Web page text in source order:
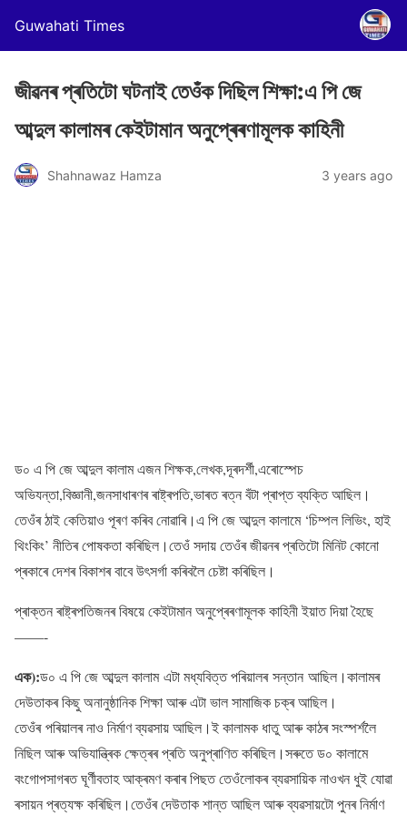
Guwahati Times
জীৱনৰ প্ৰতিটো ঘটনাই তেওঁক দিছিল শিক্ষা:এ পি জে
আব্দুল কালামৰ কেইটামান অনুপ্ৰেৰণামূলক কাহিনী
Shahnawaz Hamza 3 years ago
ড০ এ পি জে আব্দুল কালাম এজন শিক্ষক,লেখক,দূৰদৰ্শী,এৰোস্পেচ
অভিযন্তা,বিজ্ঞানী,জনসাধাৰণৰ ৰাষ্ট্ৰপতি,ভাৰত ৰত্ন বঁটা প্ৰাপ্ত ব্যক্তি আছিল।
তেওঁৰ ঠাই কেতিয়াও পূৰণ কৰিব নোৱাৰি।এ পি জে আব্দুল কালামে ‘চিম্পল লিভিং, হাই
থিংকিং’ নীতিৰ পোষকতা কৰিছিল।তেওঁ সদায় তেওঁৰ জীৱনৰ প্ৰতিটো মিনিট কোনো
প্ৰকাৰে দেশৰ বিকাশৰ বাবে উৎসৰ্গা কৰিবলৈ চেষ্টা কৰিছিল।
প্ৰাক্তন ৰাষ্ট্ৰপতিজনৰ বিষয়ে কেইটামান অনুপ্ৰেৰণামূলক কাহিনী ইয়াত দিয়া হৈছে
——-
এক):ড০ এ পি জে আব্দুল কালাম এটা মধ্যবিত্ত পৰিয়ালৰ সন্তান আছিল।কালামৰ
দেউতাকৰ কিছু অনানুষ্ঠানিক শিক্ষা আৰু এটা ভাল সামাজিক চক্ৰ আছিল।
তেওঁৰ পৰিয়ালৰ নাও নিৰ্মাণ ব্যৱসায় আছিল।ই কালামক ধাতু আৰু কাঠৰ সংস্পৰ্শলৈ
নিছিল আৰু অভিযান্ত্ৰিক ক্ষেত্ৰৰ প্ৰতি অনুপ্ৰাণিত কৰিছিল।সৰুতে ড০ কালামে
বংগোপসাগৰত ঘূৰ্ণীবতাহ আক্ৰমণ কৰাৰ পিছত তেওঁলোকৰ ব্যৱসায়িক নাওখন ধুই যোৱা
ৰসায়ন প্ৰত্যক্ষ কৰিছিল।তেওঁৰ দেউতাক শান্ত আছিল আৰু ব্যৱসায়টো পুনৰ নিৰ্মাণ